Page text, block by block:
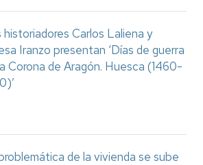
historiadores Carlos Laliena y
Iranzo presentan ‘Días de guerra
Corona de Aragón. Huesca (1460-
de la vivienda se sube